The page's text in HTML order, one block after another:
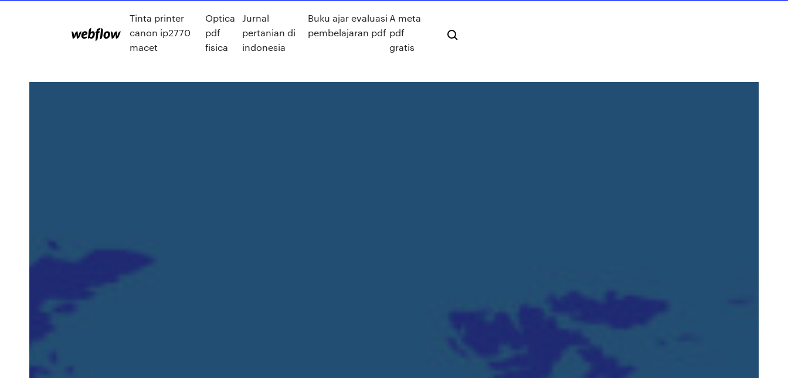
Tinta printer
canon ip2770
macet
Optica
pdf
fisica
Jurnal
pertanian di
indonesia
Buku ajar evaluasi
pembelajaran pdf
A meta
pdf
gratis